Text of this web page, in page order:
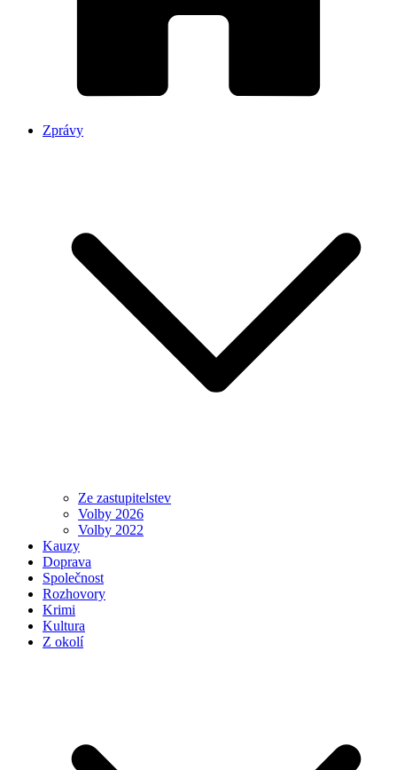
Zprávy
Ze zastupitelstev
Volby 2026
Volby 2022
Kauzy
Doprava
Společnost
Rozhovory
Krimi
Kultura
Z okolí